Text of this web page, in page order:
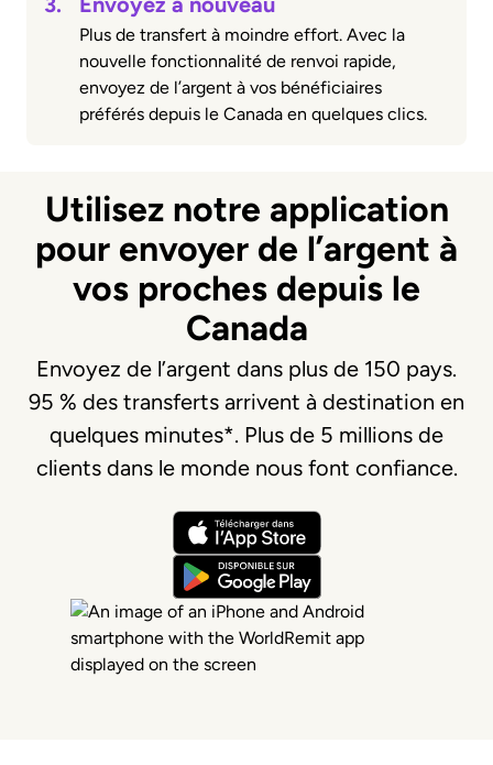
Plus de transfert à moindre effort. Avec la
nouvelle fonctionnalité de renvoi rapide,
envoyez de l’argent à vos bénéficiaires
préférés depuis le Canada en quelques clics.
Utilisez notre application
pour envoyer de l’argent à
vos proches depuis le
Canada
Envoyez de l’argent dans plus de 150 pays.
95 % des transferts arrivent à destination en
quelques minutes*. Plus de 5 millions de
clients dans le monde nous font confiance.